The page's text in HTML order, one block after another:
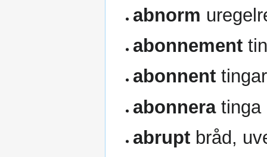
abnorm
abonnement
abonnent tingar
abonneratinga
abrupt bråd,